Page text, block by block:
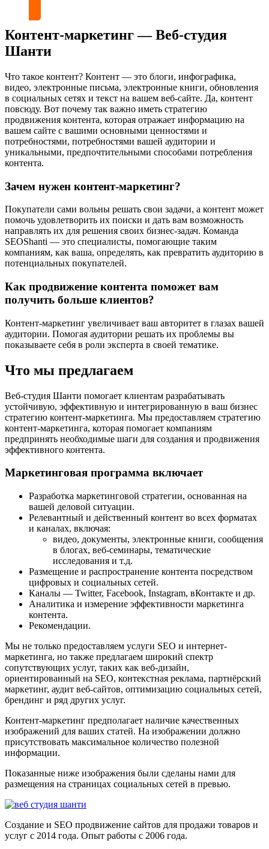
Контент-маркетинг — Веб-студия
Шанти
Что такое контент? Контент — это блоги, инфографика,
видео, электронные письма, электронные книги, обновления
в социальных сетях и текст на вашем веб-сайте. Да, контент
повсюду. Вот почему так важно иметь стратегию
продвижения контента, которая отражает информацию на
вашем сайте с вашими основными ценностями и
потребностями, потребностями вашей аудитории и
уникальными, предпочтительными способами потребления
контента.
Зачем нужен контент-маркетинг?
Покупатели сами вольны решать свои задачи, а контент может
помочь удовлетворить их поиски и дать вам возможность
направлять их для решения своих бизнес-задач. Команда
SEOShanti — это специалисты, помогающие таким
компаниям, как ваша, определять, как превратить аудиторию в
потенциальных покупателей.
Как продвижение контента поможет вам
получить больше клиентов?
Контент-маркетинг увеличивает ваш авторитет в глазах вашей
аудитории. Помогая аудитории решать их проблемы вы
показываете себя в роли эксперта в своей тематике.
Что мы предлагаем
Веб-студия Шанти помогает клиентам разрабатывать
устойчивую, эффективную и интегрированную в ваш бизнес
стратегию контент-маркетинга. Мы предоставляем стратегию
контент-маркетинга, которая помогает компаниям
предпринять необходимые шаги для создания и продвижения
эффективного контента.
Маркетинговая программа включает
Разработка маркетинговой стратегии, основанная на
вашей деловой ситуации.
Релевантный и действенный контент во всех форматах
и ​​каналах, включая:
видео, документы, электронные книги, сообщения
в блогах, веб-семинары, тематические
исследования и т.д.
Размещение и распространение контента посредством
цифровых и социальных сетей.
Каналы — Twitter, Facebook, Instagram, вКонтакте и др.
Аналитика и измерение эффективности маркетинга
контента.
Рекомендации.
Мы не только предоставляем услуги SEO и интернет-
маркетинга, но также предлагаем широкий спектр
сопутствующих услуг, таких как веб-дизайн,
ориентированный на SEO, контекстная реклама, партнёрский
маркетинг, аудит веб-сайтов, оптимизацию социальных сетей,
брендинг и ряд других услуг.
Контент-маркетинг предполагает наличие качественных
изображений для ваших статей. На изображении должно
присутствовать максимальное количество полезной
информации.
Показанные ниже изображения были сделаны нами для
размещения на страницах социальных сетей в превью.
Создание и SEO продвижение сайтов для продажи товаров и
услуг с 2014 года. Опыт работы с 2006 года.